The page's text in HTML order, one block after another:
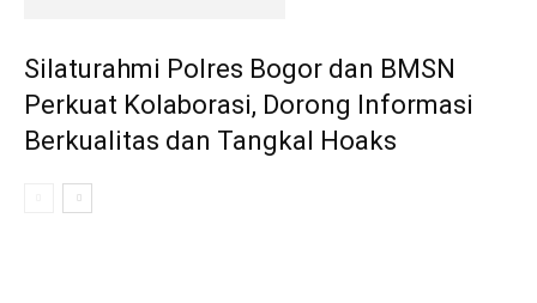
Silaturahmi Polres Bogor dan BMSN
Perkuat Kolaborasi, Dorong Informasi
Berkualitas dan Tangkal Hoaks